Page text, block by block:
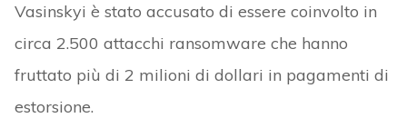
Vasinskyi è stato accusato di essere coinvolto in
circa 2.500 attacchi ransomware che hanno
fruttato più di 2 milioni di dollari in pagamenti di
estorsione.